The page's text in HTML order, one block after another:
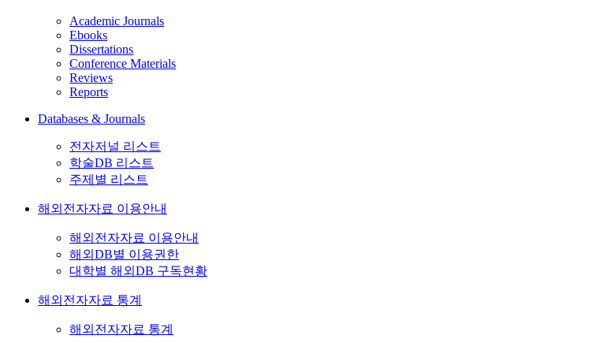
Academic Journals
Ebooks
Dissertations
Conference Materials
Reviews
Reports
Databases & Journals
전자저널 리스트
학술DB 리스트
주제별 리스트
해외전자자료 이용안내
해외전자자료 이용안내
해외DB별 이용권한
대학별 해외DB 구독현황
해외전자자료 통계
해외전자자료 통계